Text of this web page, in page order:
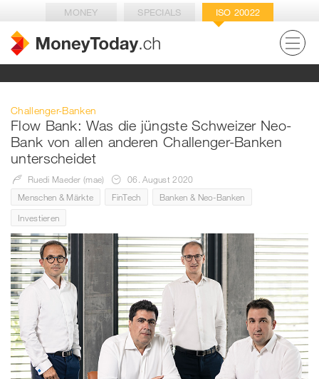
MONEY SPECIALS ISO 20022
Challenger-Banken
Flow Bank: Was die jüngste Schweizer Neo-
Bank von allen anderen Challenger-Banken
unterscheidet
Ruedi Maeder (mae)
06. August 2020
Menschen & Märkte
FinTech
Banken & Neo-Banken
Investieren